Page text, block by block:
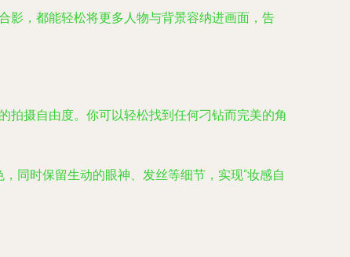
影，都能轻松将更多人物与背景容纳进画面，告
拍摄自由度。你可以轻松找到任何刁钻而完美的角
同时保留生动的眼神、发丝等细节，实现“妆感自